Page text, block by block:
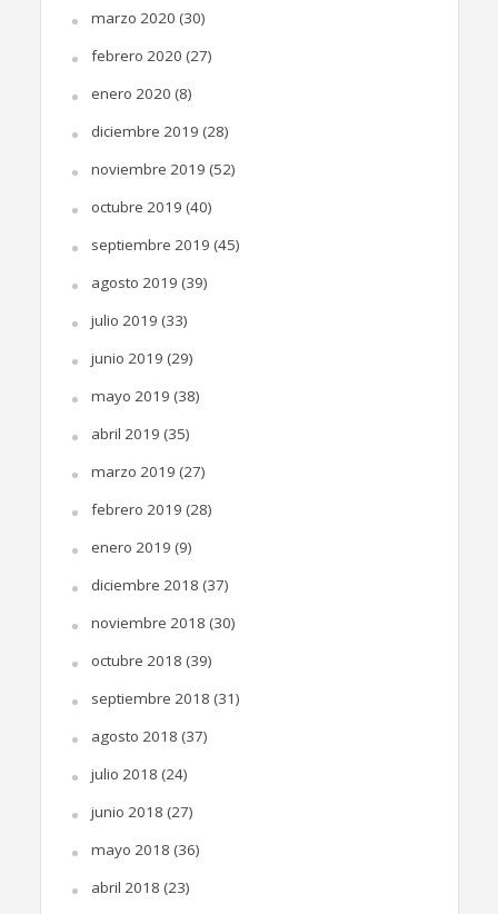
marzo 2020 (30)
febrero 2020 (27)
enero 2020 (8)
diciembre 2019 (28)
noviembre 2019 (52)
octubre 2019 (40)
septiembre 2019 (45)
agosto 2019 (39)
julio 2019 (33)
junio 2019 (29)
mayo 2019 (38)
abril 2019 (35)
marzo 2019 (27)
febrero 2019 (28)
enero 2019 (9)
diciembre 2018 (37)
noviembre 2018 (30)
octubre 2018 (39)
septiembre 2018 (31)
agosto 2018 (37)
julio 2018 (24)
junio 2018 (27)
mayo 2018 (36)
abril 2018 (23)